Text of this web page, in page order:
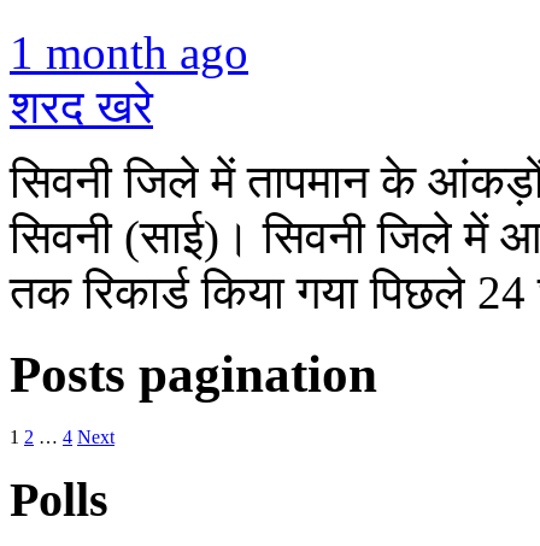
1 month ago
शरद खरे
सिवनी जिले में तापमान के
सिवनी (साई)। सिवनी जिले में
तक रिकार्ड किया गया पिछले
Posts pagination
1 2 … 4 Next
Polls